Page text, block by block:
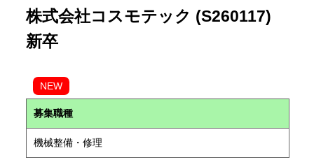
株式会社コスモテック (S260117)
新卒
NEW
募集職種
機械整備・修理